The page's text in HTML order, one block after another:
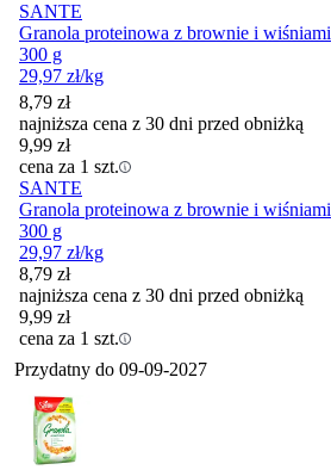
SANTE
Granola proteinowa z brownie i wiśniami
300 g
29,97 zł/kg
8,79 zł
najniższa cena z 30 dni przed obniżką
9,99 zł
cena za 1 szt.
SANTE
Granola proteinowa z brownie i wiśniami
300 g
29,97 zł/kg
8,79 zł
najniższa cena z 30 dni przed obniżką
9,99 zł
cena za 1 szt.
Przydatny do 09-09-2027